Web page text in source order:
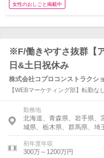
女性のおしごと掲載中
※F/働きやすさ抜群【
日&土日祝休み
株式会社コプロコンストラクシ
【WEBマーケティング部】転勤
勤務地
北海道、青森県、岩手県、
城県、栃木県、群馬県、埼
山県、石川県、福井県、新
県、愛知県、三重県、滋賀
県、和歌山県、鳥取県、島
初年度年収
300万～1200万円